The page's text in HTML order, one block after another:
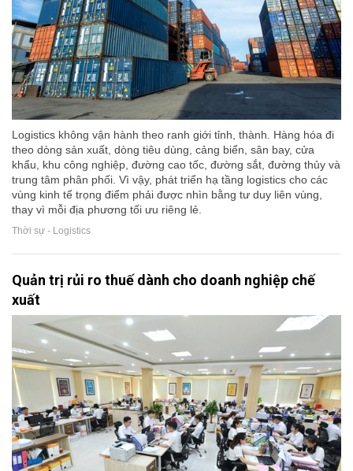
Logistics không vận hành theo ranh giới tỉnh, thành. Hàng hóa đi
theo dòng sản xuất, dòng tiêu dùng, cảng biển, sân bay, cửa
khẩu, khu công nghiệp, đường cao tốc, đường sắt, đường thủy và
trung tâm phân phối. Vì vậy, phát triển hạ tầng logistics cho các
vùng kinh tế trọng điểm phải được nhìn bằng tư duy liên vùng,
thay vì mỗi địa phương tối ưu riêng lẻ.
Thời sự - Logistics
Quản trị rủi ro thuế dành cho doanh nghiệp chế
xuất